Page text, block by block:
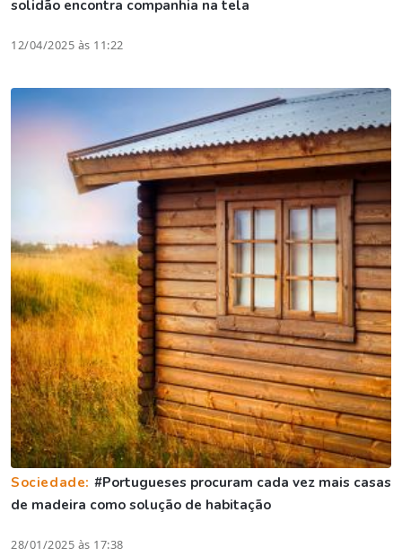
solidão encontra companhia na tela
12/04/2025 às 11:22
Sociedade: #Portugueses procuram cada vez mais casas
de madeira como solução de habitação
28/01/2025 às 17:38